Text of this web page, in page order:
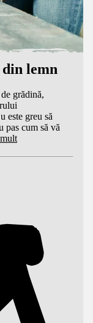
lemn
grădină,
este greu să
pas cum să vă